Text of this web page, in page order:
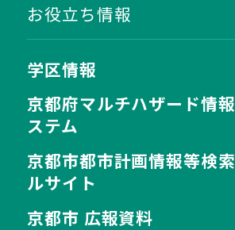
お役立ち情報
学区情報
京都府マルチハザード情
ステム
京都市都市計画情報等検
ルサイト
京都市 広報資料